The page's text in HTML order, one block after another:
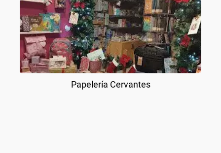
Papelería Cervantes